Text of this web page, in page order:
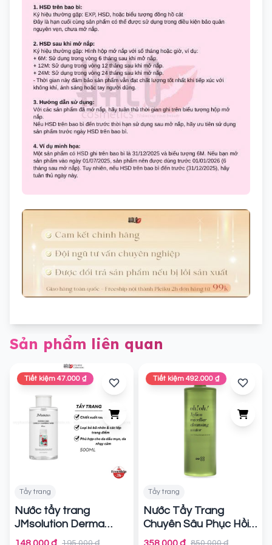
Sản phẩm liên quan
Tiết kiệm 47.000 ₫
Tẩy trang
Nước tẩy trang
JMsolution Derma
Care Centella195.000 ₫
Tiết kiệm 492.000 ₫
Tẩy trang
Nước Tẩy Trang
Chuyên Sâu Phục Hồi
Màng Lipid oh!oh!
850.000 ₫